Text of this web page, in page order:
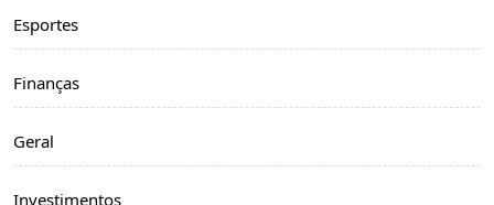
Esportes
Finanças
Geral
Investimentos